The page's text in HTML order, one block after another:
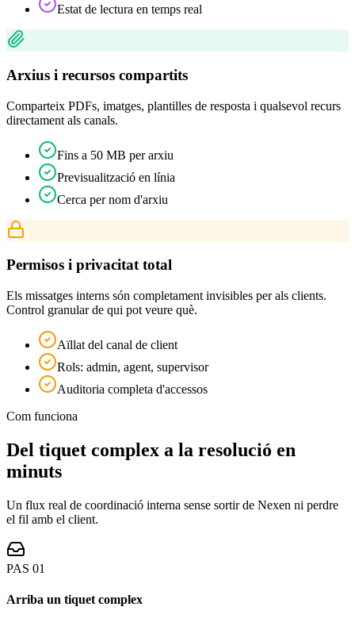
Estat de lectura en temps real
Arxius i recursos compartits
Comparteix PDFs, imatges, plantilles de resposta i qualsevol recurs
directament als canals.
Fins a 50 MB per arxiu
Previsualització en línia
Cerca per nom d'arxiu
Permisos i privacitat total
Els missatges interns són completament invisibles per als clients.
Control granular de qui pot veure què.
Aïllat del canal de client
Rols: admin, agent, supervisor
Auditoria completa d'accessos
Com funciona
Del tiquet complex a la resolució en
minuts
Un flux real de coordinació interna sense sortir de Nexen ni perdre
el fil amb el client.
PAS 01
Arriba un tiquet complex